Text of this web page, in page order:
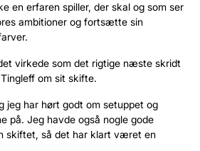
en erfaren spiller, der skal og som ser
ambitioner og fortsætte sin
virkede som det rigtige næste skridt
om sit skifte.
jeg har hørt godt om setuppet og
på. Jeg havde også nogle gode
skiftet, så det har klart været en